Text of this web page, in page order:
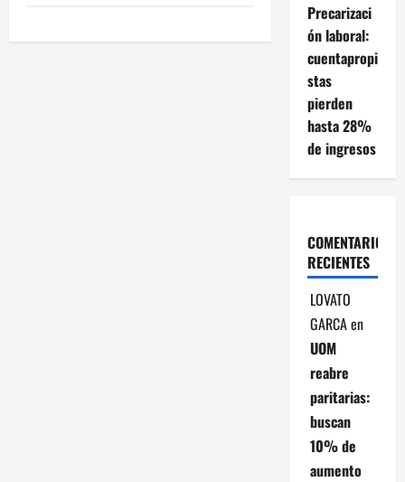
g
Precarizaci
ón laboral:
cuentapropi
stas
pierden
hasta 28%
de ingresos
COMENTARIOS
RECIENTES
LOVATO
GARCAen
UOM
reabre
paritarias:
buscan
10% de
aumento